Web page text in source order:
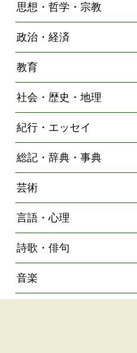
思想・哲学・宗教
政治・経済
教育
社会・歴史・地理
紀行・エッセイ
総記・辞典・事典
芸術
言語・心理
詩歌・俳句
音楽